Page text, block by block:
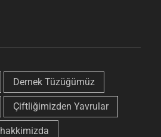
Dernek Tüzüğümüz
Çiftliğimizden Yavrular
hakkimizda